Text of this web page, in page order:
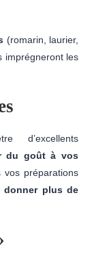
(romarin, laurier,
imprégneront les
d’excellents
du goût à vos
vos préparations
donner plus de